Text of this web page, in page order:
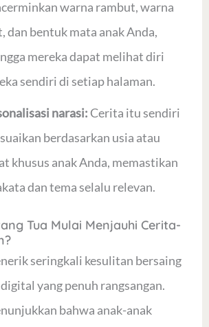
warna rambut, warna
dan bentuk mata anak Anda,
mereka dapat melihat diri
sendiri di setiap halaman.
narasi: Cerita itu sendiri
berdasarkan usia atau
khusus anak Anda, memastikan
dan tema selalu relevan.
Tua Mulai Menjauhi Cerita-
seringkali kesulitan bersaing
yang penuh rangsangan.
bahwa anak-anak